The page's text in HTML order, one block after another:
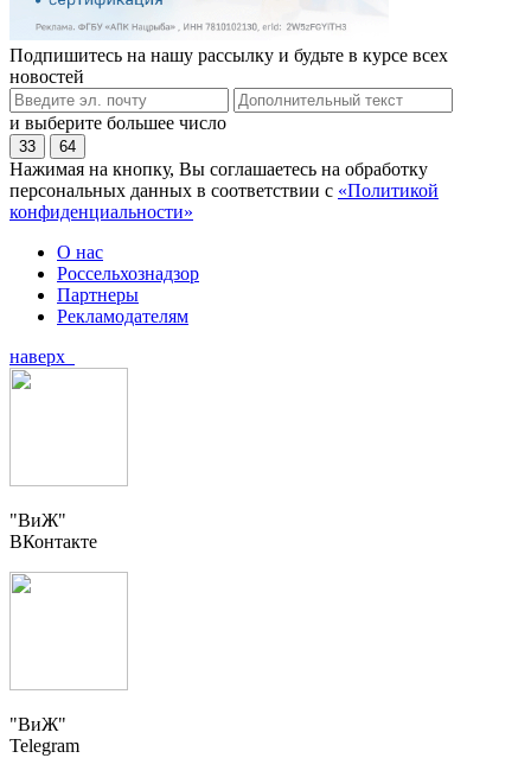
Подпишитесь на нашу рассылку и будьте в курсе всех
новостей
и выберите большее число
33 64
Нажимая на кнопку, Вы соглашаетесь на обработку
персональных данных в соответствии с «Политикой
конфиденциальности»
О нас
Россельхознадзор
Партнеры
Рекламодателям
наверх
"ВиЖ"
ВКонтакте
"ВиЖ"
Telegram